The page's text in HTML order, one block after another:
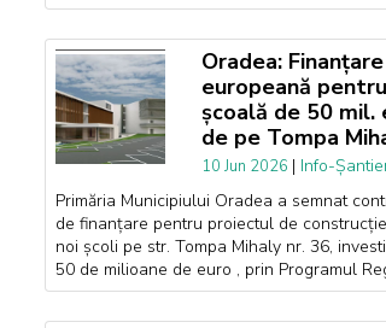
Oradea: Finanțare
europeană
școală de 50 mil.
de pe Tompa
10 Jun 2026 | Info-
Primăria Municipiului Oradea a semnat
de finanțare pentru proiectul de
noi școli pe str. Tompa Mihaly nr. 36,
50 de milioane de euro , prin Programul